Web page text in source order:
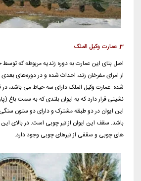
3. عمارت وکیل الملک
اصل بنای این عمارت به دوره زندیه مربوطه که
از امرای مفرخان زند، احداث شده و در دوره‌های
شده. عمارت وکیل الملک دارای سه حیاط می باشد،
نشینی قرار دارد که به ایوان بلندی که به سمت باغ
این ایوان در دو طبقه مشترک و دارای دو ستون
باشد. سقف این ایوان از تیر چوبی است. در بالای این
های چوبی و سقفی از تیرهای چوبی وجود دارد.